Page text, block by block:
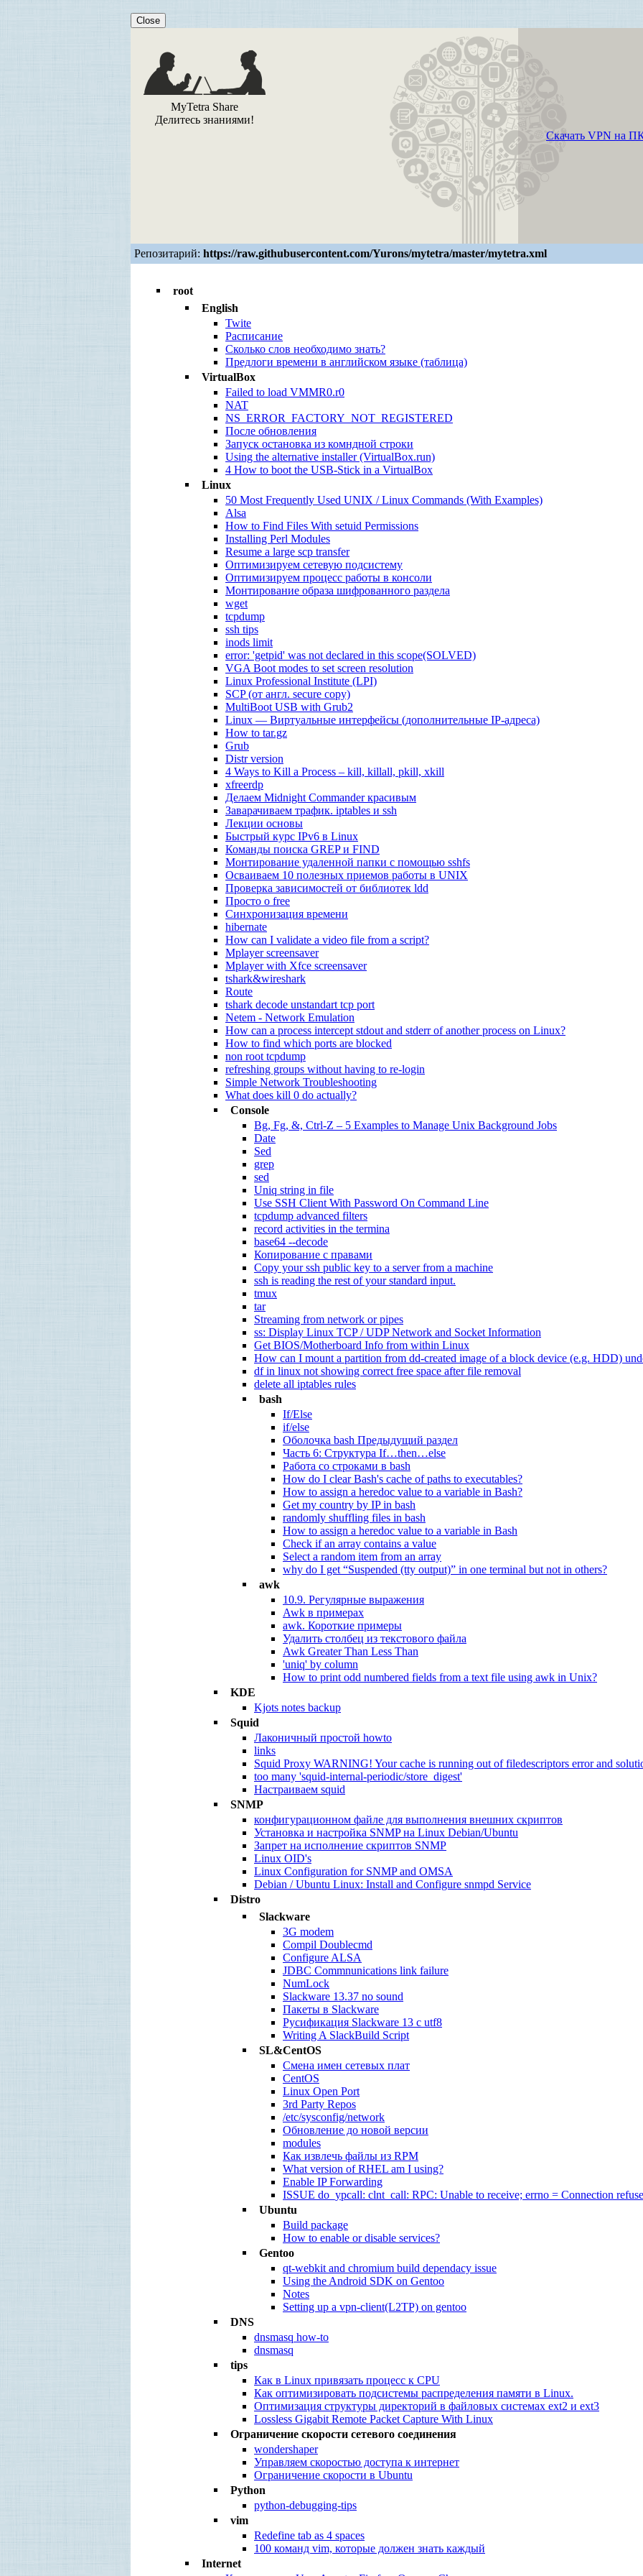
Close
MyTetra Share
Делитесь знаниями!
Скачать VPN на
Репозитарий: https://raw.githubusercontent.com/Yurons/mytetra/master/mytetra.xml
root
English
Twite
Расписание
Сколько слов необходимо знать?
Предлоги времени в английском языке (таблица)
VirtualBox
Failed to load VMMR0.r0
NAT
NS_ERROR_FACTORY_NOT_REGISTERED
После обновления
Запуск остановка из комндной строки
Using the alternative installer (VirtualBox.run)
4 How to boot the USB-Stick in a VirtualBox
Linux
50 Most Frequently Used UNIX / Linux Commands (With Examples)
Alsa
How to Find Files With setuid Permissions
Installing Perl Modules
Resume a large scp transfer
Оптимизируем сетевую подсистему
Оптимизируем процесс работы в консоли
Монтирование образа шифрованного раздела
wget
tcpdump
ssh tips
inods limit
error: 'getpid' was not declared in this scope(SOLVED)
VGA Boot modes to set screen resolution
Linux Professional Institute (LPI)
SCP (от англ. secure copy)
MultiBoot USB with Grub2
Linux — Виртуальные интерфейсы (дополнительные IP-адреса)
How to tar.gz
Grub
Distr version
4 Ways to Kill a Process – kill, killall, pkill, xkill
xfreerdp
Делаем Midnight Commander красивым
Заварачиваем трафик. iptables и ssh
Лекции основы
Быстрый курс IPv6 в Linux
Команды поиска GREP и FIND
Монтирование удаленной папки с помощью sshfs
Осваиваем 10 полезных приемов работы в UNIX
Проверка зависимостей от библиотек ldd
Просто о free
Синхронизация времени
hibernate
How can I validate a video file from a script?
Mplayer screensaver
Mplayer with Xfce screensaver
tshark&wireshark
Route
tshark decode unstandart tcp port
Netem - Network Emulation
How can a process intercept stdout and stderr of another process on Linux?
How to find which ports are blocked
non root tcpdump
refreshing groups without having to re-login
Simple Network Troubleshooting
What does kill 0 do actually?
Console
Bg, Fg, &, Ctrl-Z – 5 Examples to Manage Unix Background Jobs
Date
Sed
grep
sed
Uniq string in file
Use SSH Client With Password On Command Line
tcpdump advanced filters
record activities in the termina
base64 --decode
Копирование с правами
Copy your ssh public key to a server from a machine
ssh is reading the rest of your standard input.
tmux
tar
Streaming from network or pipes
ss: Display Linux TCP / UDP Network and Socket Information
Get BIOS/Motherboard Info from within Linux
How can I mount a partition from dd-created image of a block device (e.g. HDD)
df in linux not showing correct free space after file removal
delete all iptables rules
bash
If/Else
if/else
Оболочка bash Предыдущий раздел
Часть 6: Структура If…then…else
Работа со строками в bash
How do I clear Bash's cache of paths to executables?
How to assign a heredoc value to a variable in Bash?
Get my country by IP in bash
randomly shuffling files in bash
How to assign a heredoc value to a variable in Bash
Check if an array contains a value
Select a random item from an array
why do I get “Suspended (tty output)” in one terminal but not in others?
awk
10.9. Регулярные выражения
Awk в примерах
awk. Короткие примеры
Удалить столбец из текстового файла
Awk Greater Than Less Than
'uniq' by column
How to print odd numbered fields from a text file using awk in Unix?
KDE
Kjots notes backup
Squid
Лаконичный простой howto
links
Squid Proxy WARNING! Your cache is running out of filedescriptors error and
too many 'squid-internal-periodic/store_digest'
Настраиваем squid
SNMP
конфигурационном файле для выполнения внешних скриптов
Установка и настройка SNMP на Linux Debian/Ubuntu
Запрет на исполнение скриптов SNMP
Linux OID's
Linux Configuration for SNMP and OMSA
Debian / Ubuntu Linux: Install and Configure snmpd Service
Distro
Slackware
3G modem
Compil Doublecmd
Configure ALSA
JDBC Commnunications link failure
NumLock
Slackware 13.37 no sound
Пакеты в Slackware
Русификация Slackware 13 c utf8
Writing A SlackBuild Script
SL&CentOS
Смена имен сетевых плат
CentOS
Linux Open Port
3rd Party Repos
/etc/sysconfig/network
Обновление до новой версии
modules
Как извлечь файлы из RPM
What version of RHEL am I using?
Enable IP Forwarding
ISSUE do_ypcall: clnt_call: RPC: Unable to receive; errno = Connection
Ubuntu
Build package
How to enable or disable services?
Gentoo
qt-webkit and chromium build dependacy issue
Using the Android SDK on Gentoo
Notes
Setting up a vpn-client(L2TP) on gentoo
DNS
dnsmasq how-to
dnsmasq
tips
Как в Linux привязать процесс к CPU
Как оптимизировать подсистемы распределения памяти в Linux.
Оптимизация структуры директорий в файловых системах ext2 и ext3
Lossless Gigabit Remote Packet Capture With Linux
Ограничение скорости сетевого соединения
wondershaper
Управляем скоростью доступа к интернет
Ограничение скорости в Ubuntu
Python
python-debugging-tips
vim
Redefine tab as 4 spaces
100 команд vim, которые должен знать каждый
Internet